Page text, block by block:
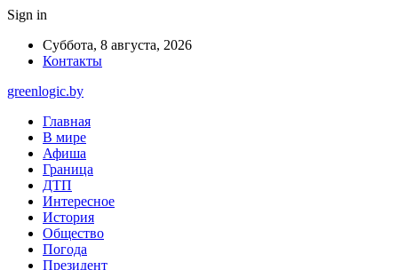
Sign in
Суббота, 8 августа, 2026
Контакты
greenlogic.by
Главная
В мире
Афиша
Граница
ДТП
Интересное
История
Общество
Погода
Президент